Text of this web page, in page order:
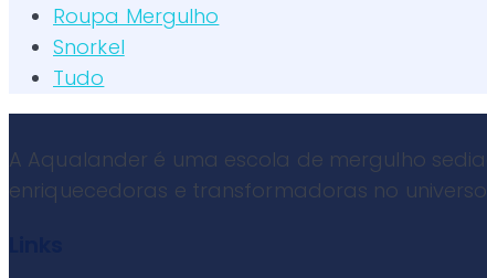
Roupa Mergulho
Snorkel
Tudo
A Aqualander é uma escola de mergulho
enriquecedoras e transformadoras no